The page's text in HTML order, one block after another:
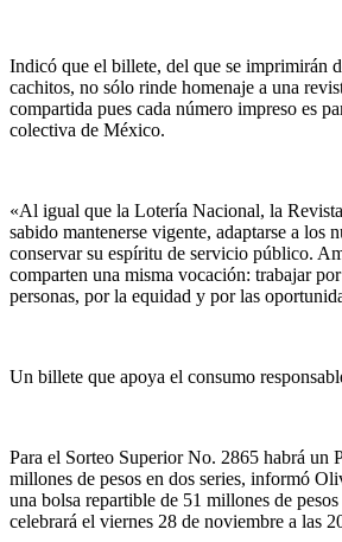
Indicó que el billete, del que se imprimirán
cachitos, no sólo rinde homenaje a una
compartida pues cada número impreso es
colectiva de México.
«Al igual que la Lotería Nacional, la
sabido mantenerse vigente, adaptarse a los
conservar su espíritu de servicio público.
comparten una misma vocación: trabajar
personas, por la equidad y por las
Un billete que apoya el consumo
Para el Sorteo Superior No. 2865 habrá un
millones de pesos en dos series, informó
una bolsa repartible de 51 millones de
celebrará el viernes 28 de noviembre a las